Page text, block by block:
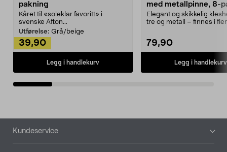
pakning
Kåret til «soleklar favoritt» i
svenske Afton...
Utførelse: Grå/beige
39,90
Legg i handlekurv
med metallpinne, 8-
Elegant og skikkelig
tre og metall – finnes i
79,90
Legg i handlekurv
Bunntekst
Kundeservice